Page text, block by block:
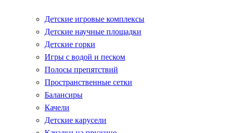
Детские игровые комплексы
Детские научные площадки
Детские горки
Игры с водой и песком
Полосы препятствий
Пространственные сетки
Балансиры
Качели
Детские карусели